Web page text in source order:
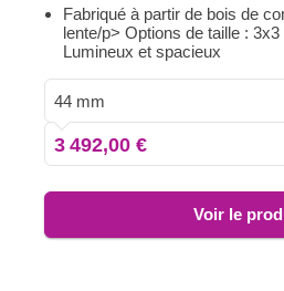
votre jardin ! Cette tonnelle est
prendre l'air, sortir son
ou changer d'emplacement
invités. Cette tonnelle a peut-
vous surprendra !
FLORA !
Fabriqué à partir de bois de
lente/p> Options de taille :
Lumineux et spacieux
44 mm
3 492,00 €
Voir le